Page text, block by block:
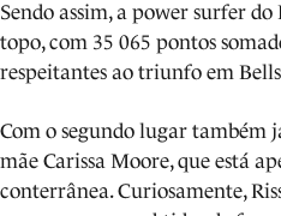
Sendo assim, a power surfer
topo, com 35 065 pontos
respeitantes ao triunfo em
Com o segundo lugar também
mãe Carissa Moore, que está
conterrânea. Curiosamente,